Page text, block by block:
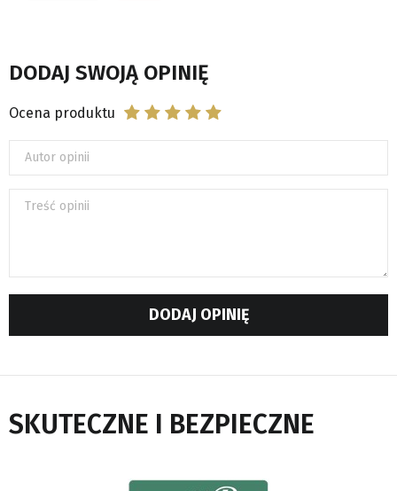
DODAJ SWOJĄ OPINIĘ
Ocena produktu
Autor opinii
Treść opinii
DODAJ OPINIĘ
SKUTECZNE I BEZPIECZNE